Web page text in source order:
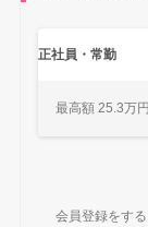
正社員・常勤
最高額 25.3万円
会員登録をす